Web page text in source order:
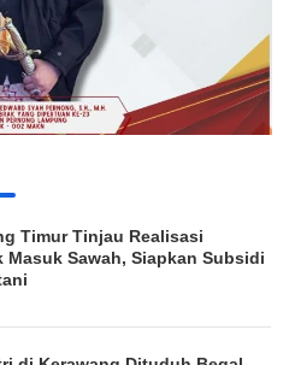
Timur Tinjau Realisasi
Masuk Sawah, Siapkan Subsidi